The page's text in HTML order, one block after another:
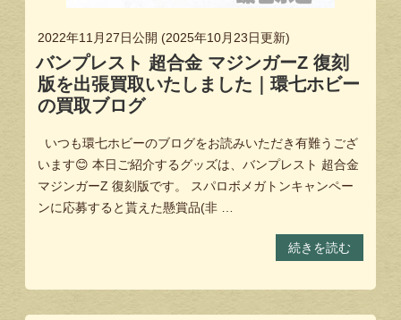
2022年11月27日公開 (2025年10月23日更新)
バンプレスト 超合金 マジンガーZ 復刻
版を出張買取いたしました｜環七ホビー
の買取ブログ
いつも環七ホビーのブログをお読みいただき有難うござ
います😊 本日ご紹介するグッズは、バンプレスト 超合金
マジンガーZ 復刻版です。 スパロボメガトンキャンペー
ンに応募すると貰えた懸賞品(非 …
続きを読む